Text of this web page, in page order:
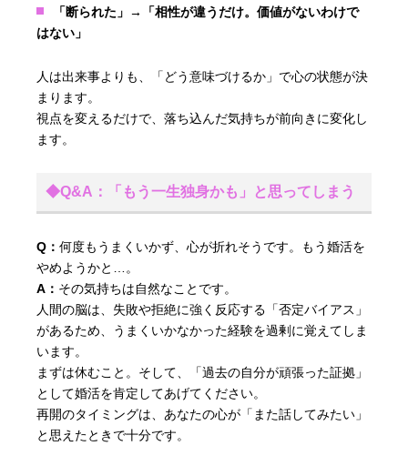
「断られた」→「相性が違うだけ。価値がないわけで
はない」
人は出来事よりも、「どう意味づけるか」で心の状態が決
まります。
視点を変えるだけで、落ち込んだ気持ちが前向きに変化し
ます。
◆Q&A：「もう一生独身かも」と思ってしまう
Q：何度もうまくいかず、心が折れそうです。もう婚活を
やめようかと…。
A： その気持ちは自然なことです。
人間の脳は、失敗や拒絶に強く反応する「否定バイアス」
があるため、うまくいかなかった経験を過剰に覚えてしま
います。
まずは休むこと。そして、「過去の自分が頑張った証拠」
として婚活を肯定してあげてください。
再開のタイミングは、あなたの心が「また話してみたい」
と思えたときで十分です。